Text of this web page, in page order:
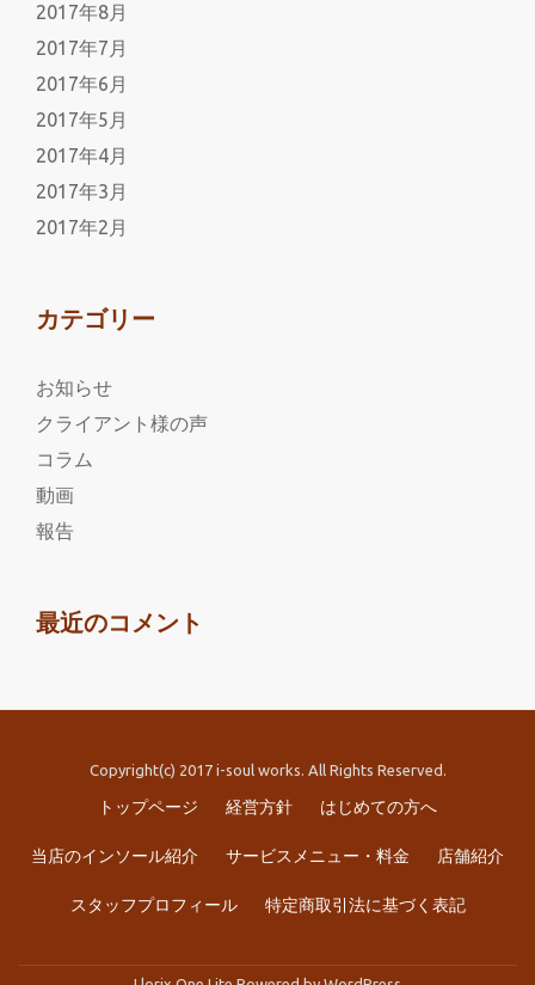
2017年8月
2017年7月
2017年6月
2017年5月
2017年4月
2017年3月
2017年2月
カテゴリー
お知らせ
クライアント様の声
コラム
動画
報告
最近のコメント
Copyright(c) 2017 i-soul works. All Rights Reserved.
2
トップページ 経営方針 はじめての方へ
当店のインソール紹介 サービスメニュー・料金 店舗紹介
スタッフプロフィール 特定商取引法に基づく表記